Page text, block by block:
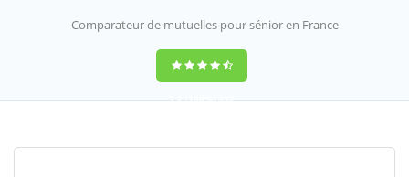
Comparateur de mutuelles pour sénior en France
9,2(100%)452